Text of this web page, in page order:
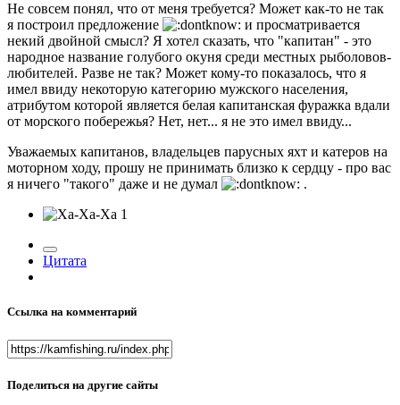
Не совсем понял, что от меня требуется? Может как-то не так
я построил предложение
и просматривается
некий двойной смысл? Я хотел сказать, что "капитан" - это
народное название голубого окуня среди местных рыболовов-
любителей. Разве не так? Может кому-то показалось, что я
имел ввиду некоторую категорию мужского населения,
атрибутом которой является белая капитанская фуражка вдали
от морского побережья? Нет, нет... я не это имел ввиду...
Уважаемых капитанов, владельцев парусных яхт и катеров на
моторном ходу, прошу не принимать близко к сердцу - про вас
я ничего "такого" даже и не думал
.
1
Цитата
Ссылка на комментарий
Поделиться на другие сайты